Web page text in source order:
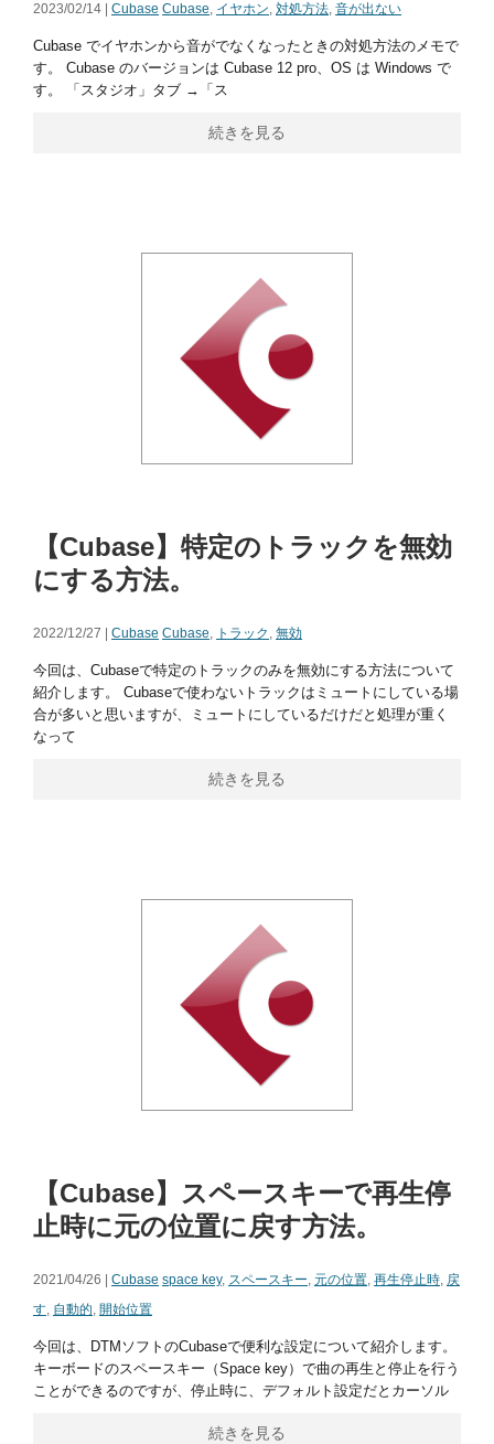
2023/02/14 | Cubase Cubase, イヤホン, 対処方法, 音が出ない
Cubase でイヤホンから音がでなくなったときの対処方法のメモで
す。 Cubase のバージョンは Cubase 12 pro、OS は Windows で
す。 「スタジオ」タブ →「ス
続きを見る
【Cubase】特定のトラックを無効
にする方法。
2022/12/27 | Cubase Cubase, トラック , 無効
今回は、Cubaseで特定のトラックのみを無効にする方法について
紹介します。 Cubaseで使わないトラックはミュートにしている場
合が多いと思いますが、ミュートにしているだけだと処理が重く
なって
続きを見る
【Cubase】スペースキーで再生停
止時に元の位置に戻す方法。
2021/04/26 | Cubase space key, スペースキー, 元の位置, 再生停止時, 戻
す, 自動的, 開始位置
今回は、DTMソフトのCubaseで便利な設定について紹介します。
キーボードのスペースキー（Space key）で曲の再生と停止を行う
ことができるのですが、停止時に、デフォルト設定だとカーソル
続きを見る